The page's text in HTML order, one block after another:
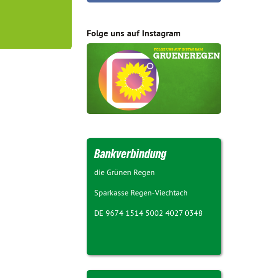
Folge uns auf Instagram
Bankverbindung
die Grünen Regen
Sparkasse Regen-Viechtach
DE 9674 1514 5002 4027 0348